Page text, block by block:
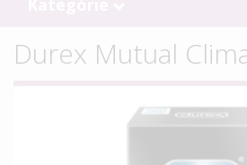
Durex Mutual